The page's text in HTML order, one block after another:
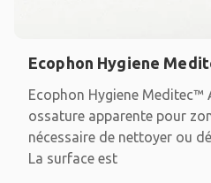
Ecophon Hygiene
Ecophon Hygiene Meditec™
ossature apparente pour
nécessaire de nettoyer ou
La surface est